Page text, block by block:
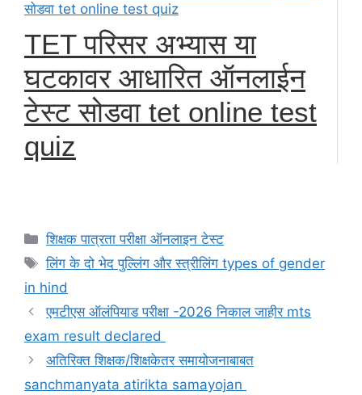
TET परिसर अभ्यास या
घटकावर आधारित ऑनलाईन
टेस्ट सोडवा tet online test
quiz
Categories
शिक्षक पात्रता परीक्षा ऑनलाइन टेस्ट
Tags
लिंग के दो भेद पुल्लिंग और स्त्रीलिंग types of gender
in hind
एमटीएस ऑलंपियाड परीक्षा -2026 निकाल जाहीर mts
exam result declared
अतिरिक्त शिक्षक/शिक्षकेतर समायोजनाबाबत
sanchmanyata atirikta samayojan